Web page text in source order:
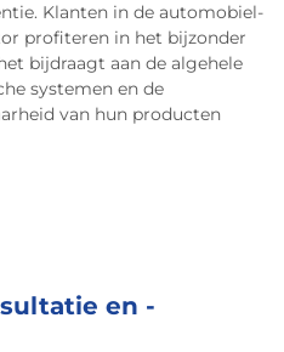
Klanten in de automobiel-
profiteren in het bijzonder
bijdraagt aan de algehele
systemen en de
van hun producten
en -